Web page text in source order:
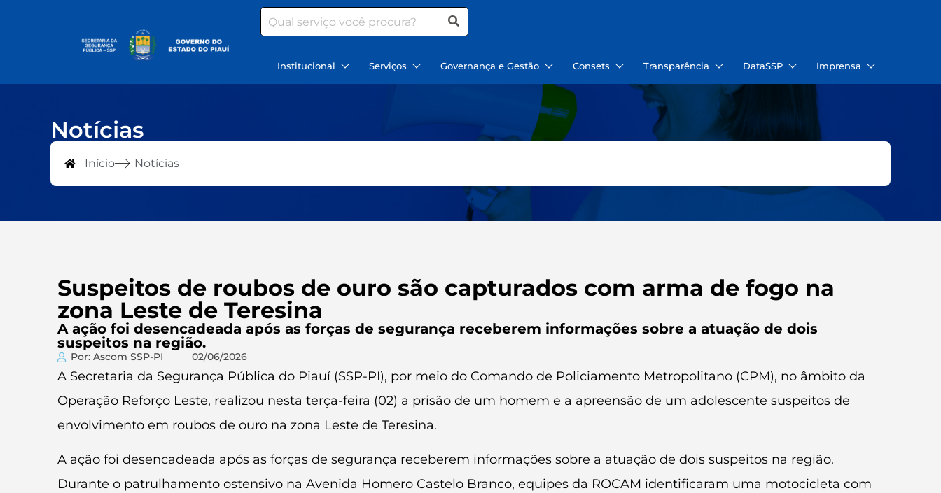
Search
Institucional Serviços Governança e Gestão Consets Transparência DataSSP Imprensa
Notícias
Início Notícias
Suspeitos de roubos de ouro são capturados com arma de fogo na
zona Leste de Teresina
A ação foi desencadeada após as forças de segurança receberem informações sobre a atuação de dois
suspeitos na região.
Por: Ascom SSP-PI 02/06/2026
A Secretaria da Segurança Pública do Piauí (SSP-PI), por meio do Comando de Policiamento Metropolitano (CPM), no âmbito da
Operação Reforço Leste, realizou nesta terça-feira (02) a prisão de um homem e a apreensão de um adolescente suspeitos de
envolvimento em roubos de ouro na zona Leste de Teresina.
A ação foi desencadeada após as forças de segurança receberem informações sobre a atuação de dois suspeitos na região.
Durante o patrulhamento ostensivo na Avenida Homero Castelo Branco, equipes da ROCAM identificaram uma motocicleta com